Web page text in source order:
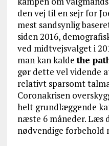
den vej til en sejr for
mest sandsynlig
siden 2016,
ved midtvejsvalget i
man kan kaldethe
gør dette vel vidende
relativt sparsomt
Coronakrisen
helt grundlæggende
næste 6 måneder. Læs
nødvendige forbehold